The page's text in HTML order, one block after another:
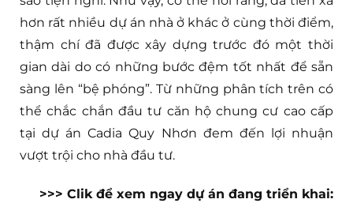
hơn rất nhiều dự án nhà ở khác ở cùng thời điểm,
thậm chí đã được xây dựng trước đó một thời
gian dài do có những bước đệm tốt nhất để sẵn
sàng lên “bệ phóng”. Từ những phân tích trên có
thể chắc chắn đầu tư căn hộ chung cư cao cấp
tại dự án Cadia Quy Nhơn đem đến lợi nhuận
vượt trội cho nhà đầu tư.
>>> Clik để xem ngay dự án đang triển khai: